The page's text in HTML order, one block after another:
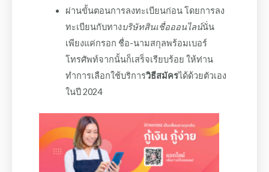
ผ่านขั้นตอนการลงทะเบียนก่อน โดยการลง
ทะเบียนกับทางบริษัทสินเชื่อออนไลน์นั่น
เพียงแค่กรอก ชื่อ-นามสกุลพร้อมเบอร์
โทรศัพท์จากนั้นก็เสร็จเรียบร้อย ให้ท่าน
ทำการเลือกใช้บริการวิธีสมัครได้ด้วยตัวเอง
ในปี 2024